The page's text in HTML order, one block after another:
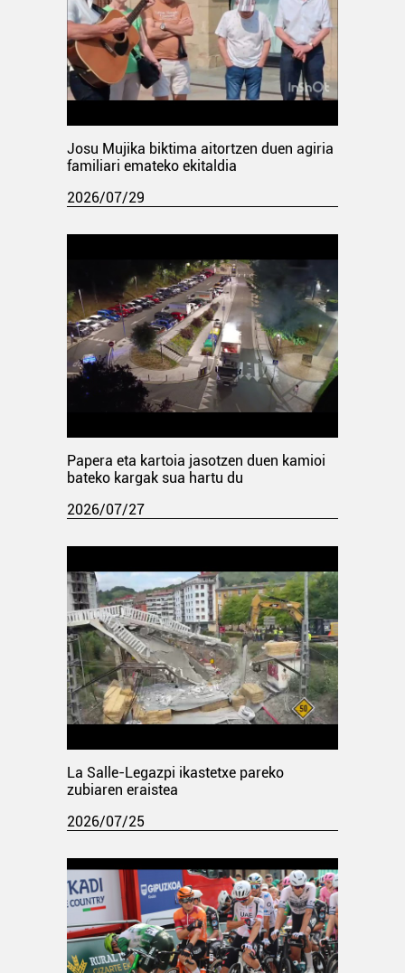
Josu Mujika biktima aitortzen duen agiria
familiari emateko ekitaldia
2026/07/29
Papera eta kartoia jasotzen duen kamioi
bateko kargak sua hartu du
2026/07/27
La Salle-Legazpi ikastetxe pareko
zubiaren eraistea
2026/07/25